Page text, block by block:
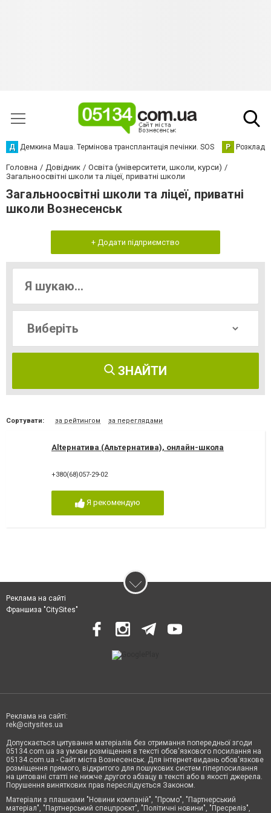
Д Демкина Маша. Термінова трансплантація печінки. SOS Р Розклад
Головна Довідник
Освіта (університети, школи, курси)
Загальноосвітні школи та ліцеї, приватні школи
Загальноосвітні школи та ліцеї, приватні
школи Вознесенськ
+ Додати підприємство
ЗНАЙТИ
Сортувати: за рейтингом за переглядами
Altернатива (Альтернатива), онлайн-школа
+380(68)057-29-02
Я рекомендую
Реклама на сайті
Франшиза "CitySites"
Реклама на сайті:
rek@citysites.ua
Допускається цитування матеріалів без отримання попередньої згоди
05134.com.ua за умови розміщення в тексті обов'язкового посилання на
05134.com.ua - Сайт міста Вознесенськ. Для інтернет-видань обов'язкове
розміщення прямого, відкритого для пошукових систем гіперпосилання
на цитовані статті не нижче другого абзацу в тексті або в якості джерела.
Порушення виняткових прав переслідується Законом.
Матеріали з плашками "Новини компаній", "Промо", "Партнерський
матеріал", "Партнерський спецпроєкт", "Політичні новини", "Пресреліз",